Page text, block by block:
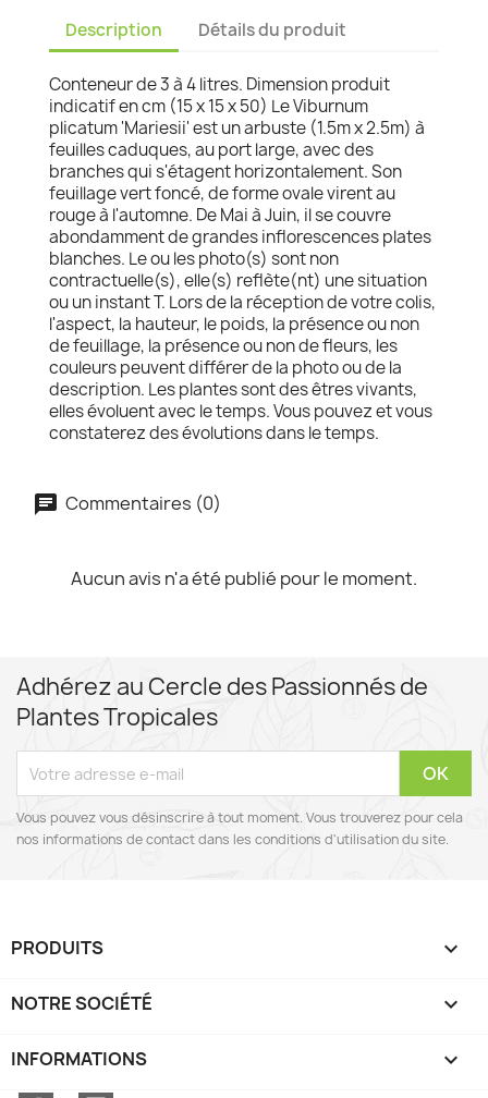
Description Détails du produit
Conteneur de 3 à 4 litres. Dimension produit
indicatif en cm (15 x 15 x 50) Le Viburnum
plicatum 'Mariesii' est un arbuste (1.5m x 2.5m) à
feuilles caduques, au port large, avec des
branches qui s'étagent horizontalement. Son
feuillage vert foncé, de forme ovale virent au
rouge à l'automne. De Mai à Juin, il se couvre
abondamment de grandes inflorescences plates
blanches. Le ou les photo(s) sont non
contractuelle(s), elle(s) reflète(nt) une situation
ou un instant T. Lors de la réception de votre colis,
l'aspect, la hauteur, le poids, la présence ou non
de feuillage, la présence ou non de fleurs, les
couleurs peuvent différer de la photo ou de la
description. Les plantes sont des êtres vivants,
elles évoluent avec le temps. Vous pouvez et vous
constaterez des évolutions dans le temps.
Commentaires (0)
Aucun avis n'a été publié pour le moment.
Adhérez au Cercle des Passionnés de
Plantes Tropicales
Vous pouvez vous désinscrire à tout moment. Vous trouverez pour cela
nos informations de contact dans les conditions d'utilisation du site.
PRODUITS 
NOTRE SOCIÉTÉ 
INFORMATIONS keyboard_arrow_down